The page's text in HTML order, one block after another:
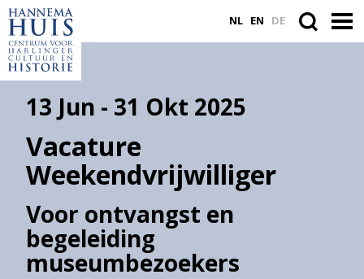
NL EN DE
13 Jun - 31 Okt 2025
Vacature
Weekendvrijwilliger
Voor ontvangst en
begeleiding
museumbezoekers
ACTUEEL
VASTE COLLECTIE
PLAN JE BEZOEK
WORD VRIEND